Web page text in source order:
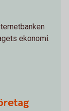
ekonomi.